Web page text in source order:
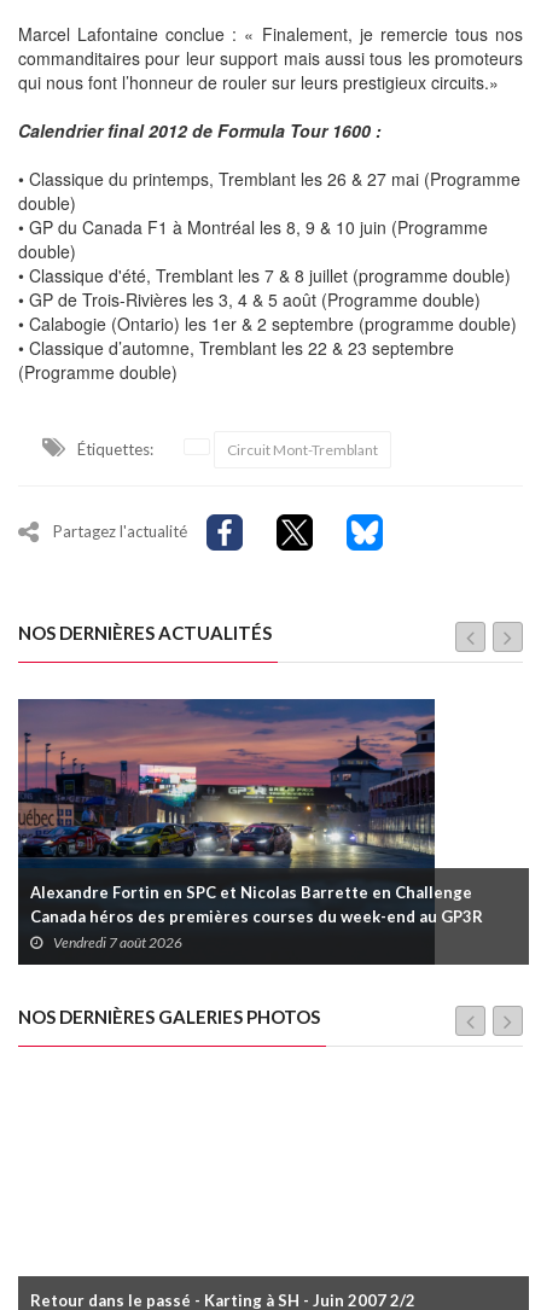
Marcel Lafontaine conclue : « Finalement, je remercie tous nos
commanditaires pour leur support mais aussi tous les promoteurs
qui nous font l’honneur de rouler sur leurs prestigieux circuits.»
Calendrier final 2012 de Formula Tour 1600 :
• Classique du printemps, Tremblant les 26 & 27 mai (Programme
double)
• GP du Canada F1 à Montréal les 8, 9 & 10 juin (Programme
double)
• Classique d'été, Tremblant les 7 & 8 juillet (programme double)
• GP de Trois-Rivières les 3, 4 & 5 août (Programme double)
• Calabogie (Ontario) les 1er & 2 septembre (programme double)
• Classique d’automne, Tremblant les 22 & 23 septembre
(Programme double)
Étiquettes: Circuit Mont-Tremblant
Partagez l'actualité
NOS DERNIÈRES ACTUALITÉS
Alexandre Fortin en SPC et Nicolas Barrette en Challenge
Canada héros des premières courses du week-end au GP3R
Vendredi 7 août 2026
NOS DERNIÈRES GALERIES PHOTOS
Retour dans le passé - Karting à SH - Juin 2007 2/2